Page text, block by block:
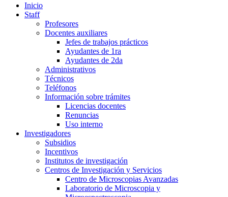
Inicio
Staff
Profesores
Docentes auxiliares
Jefes de trabajos prácticos
Ayudantes de 1ra
Ayudantes de 2da
Administrativos
Técnicos
Teléfonos
Información sobre trámites
Licencias docentes
Renuncias
Uso interno
Investigadores
Subsidios
Incentivos
Institutos de investigación
Centros de Investigación y Servicios
Centro de Microscopias Avanzadas
Laboratorio de Microscopia y